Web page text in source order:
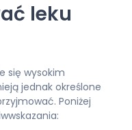
leku
się wysokim
jednak określone
Poniżej